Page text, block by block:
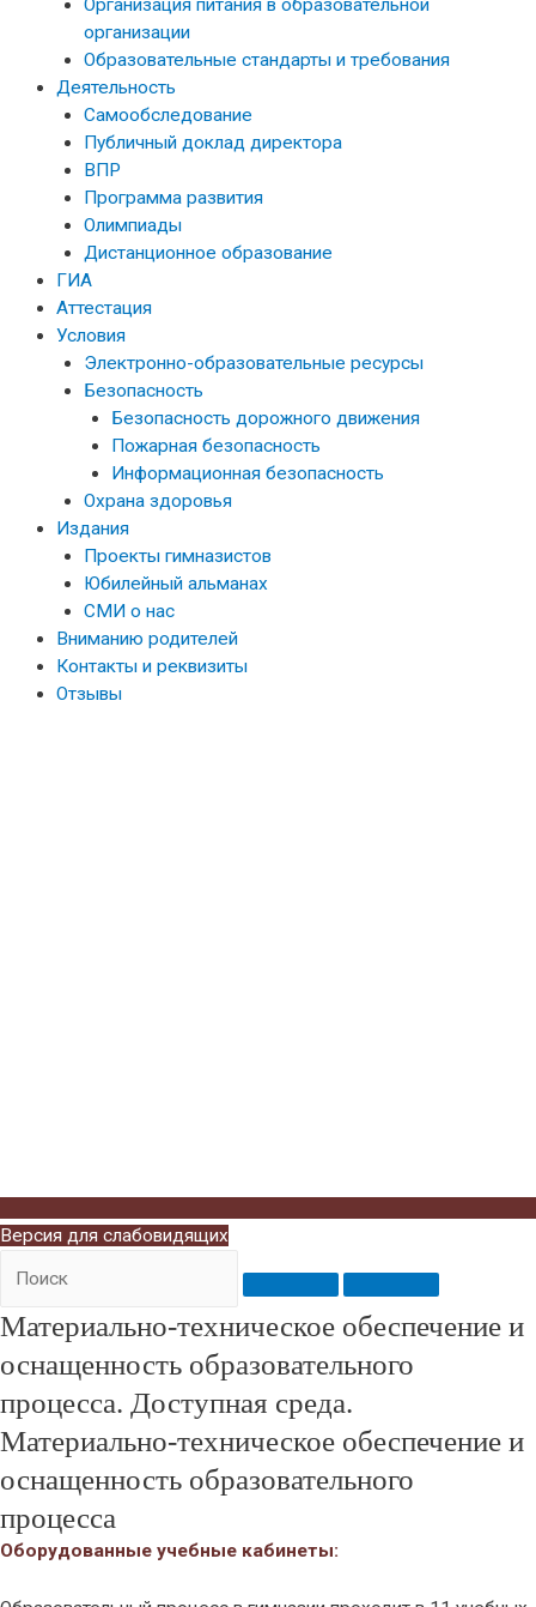
Организация питания в образовательной
организации
Образовательные стандарты и требования
Деятельность
Самообследование
Публичный доклад директора
ВПР
Программа развития
Олимпиады
Дистанционное образование
ГИА
Аттестация
Условия
Электронно-образовательные ресурсы
Безопасность
Безопасность дорожного движения
Пожарная безопасность
Информационная безопасность
Охрана здоровья
Издания
Проекты гимназистов
Юбилейный альманах
СМИ о нас
Вниманию родителей
Контакты и реквизиты
Отзывы
Версия для слабовидящих
Материально-техническое обеспечение и
оснащенность образовательного
процесса. Доступная среда.
Материально-техническое обеспечение и
оснащенность образовательного
процесса
Оборудованные учебные кабинеты: